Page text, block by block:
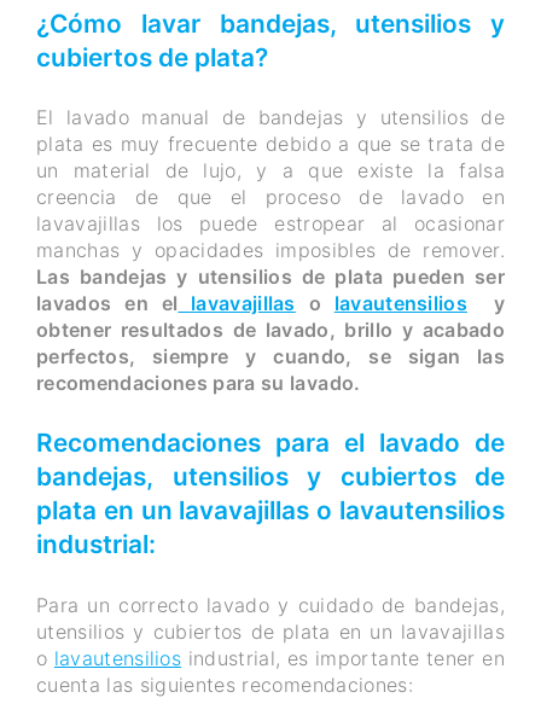
¿Cómo lavar bandejas, utensilios y
cubiertos de plata?
El lavado manual de bandejas y utensilios de
plata es muy frecuente debido a que se trata de
un material de lujo, y a que existe la falsa
creencia de que el proceso de lavado en
lavavajillas los puede estropear al ocasionar
manchas y opacidades imposibles de remover.
Las bandejas y utensilios de plata pueden ser
lavados en el lavavajillas o lavautensilios y
obtener resultados de lavado, brillo y acabado
perfectos, siempre y cuando, se sigan las
recomendaciones para su lavado.
Recomendaciones para el lavado de
bandejas, utensilios y cubiertos de
plata en un lavavajillas o lavautensilios
industrial:
Para un correcto lavado y cuidado de bandejas,
utensilios y cubiertos de plata en un lavavajillas
o lavautensilios industrial, es importante tener en
cuenta las siguientes recomendaciones: